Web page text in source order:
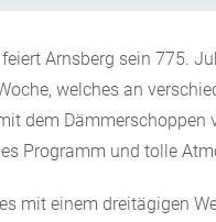
Arnsberg sein 775.
welches an
dem
Programm und tolle
mit einem dreitägigen